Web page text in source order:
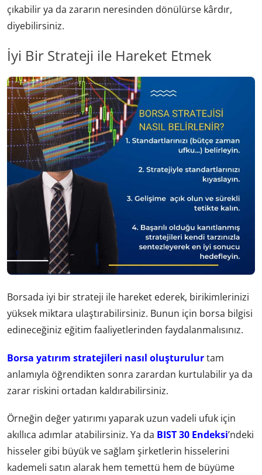
çıkabilir ya da zararın neresinden dönülürse kârdır,
diyebilirsiniz.
İyi Bir Strateji ile Hareket Etmek
Borsada iyi bir strateji ile hareket ederek, birikimlerinizi
yüksek miktara ulaştırabilirsiniz. Bunun için borsa bilgisi
edineceğiniz eğitim faaliyetlerinden faydalanmalısınız.
Borsa yatırım stratejileri nasıl oluşturulurtam
anlamıyla öğrendikten sonra zarardan kurtulabilir ya da
zarar riskini ortadan kaldırabilirsiniz.
Örneğin değer yatırımı yaparak uzun vadeli ufuk için
akıllıca adımlar atabilirsiniz. Ya da BIST 30 Endeksi’ndeki
hisseler gibi büyük ve sağlam şirketlerin hisselerini
kademeli satın alarak hem temettü hem de büyüme